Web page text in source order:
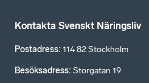
Kontakta Svenskt Näringsliv
Postadress: 114 82 Stockholm
Besöksadress: Storgatan 19